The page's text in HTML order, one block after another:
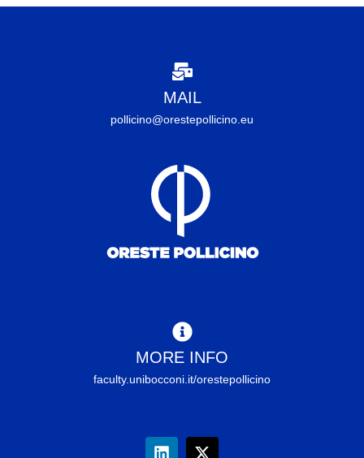
MAIL
pollicino@orestepollicino.eu
MORE INFO
faculty.unibocconi.it/orestepollicino